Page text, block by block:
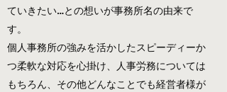
ていきたい…との想いが事務所名の由来で
す。
個人事務所の強みを活かしたスピーディーか
つ柔軟な対応を心掛け、人事労務については
もちろん、その他どんなことでも経営者様が